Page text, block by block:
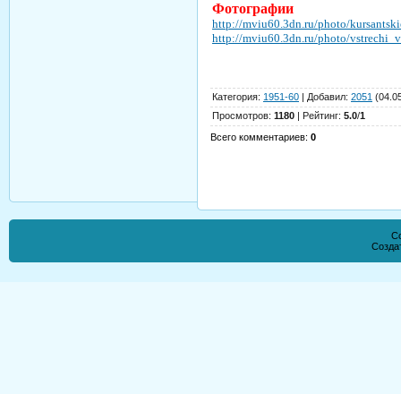
Фотографии
http://mviu60.3dn.ru/photo/
http://mviu60.3dn.ru/photo/
Категория: 1951-60 | Добавил: 2051
Просмотров: 1180 | Рейтинг: 5.0/1
Всего комментариев: 0